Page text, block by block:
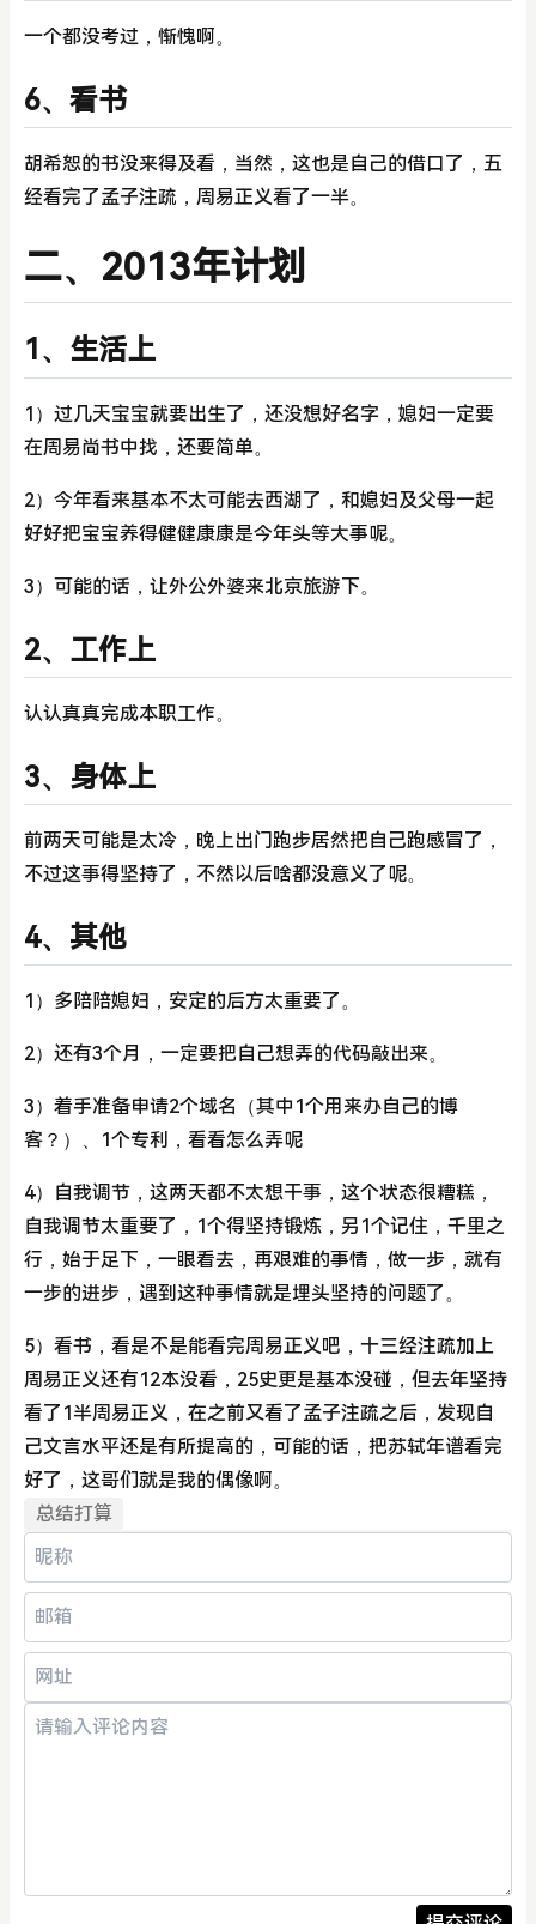
一个都没考过，惭愧啊。
6、看书
胡希恕的书没来得及看，当然，这也是自己的借口了，五
经看完了孟子注疏，周易正义看了一半。
二、2013年计划
1、生活上
1）过几天宝宝就要出生了，还没想好名字，媳妇一定要
在周易尚书中找，还要简单。
2）今年看来基本不太可能去西湖了，和媳妇及父母一起
好好把宝宝养得健健康康是今年头等大事呢。
3）可能的话，让外公外婆来北京旅游下。
2、工作上
认认真真完成本职工作。
3、身体上
前两天可能是太冷，晚上出门跑步居然把自己跑感冒了，
不过这事得坚持了，不然以后啥都没意义了呢。
4、其他
1）多陪陪媳妇，安定的后方太重要了。
2）还有3个月，一定要把自己想弄的代码敲出来。
3）着手准备申请2个域名（其中1个用来办自己的博
客？）、1个专利，看看怎么弄呢
4）自我调节，这两天都不太想干事，这个状态很糟糕，
自我调节太重要了，1个得坚持锻炼，另1个记住，千里之
行，始于足下，一眼看去，再艰难的事情，做一步，就有
一步的进步，遇到这种事情就是埋头坚持的问题了。
5）看书，看是不是能看完周易正义吧，十三经注疏加上
周易正义还有12本没看，25史更是基本没碰，但去年坚持
看了1半周易正义，在之前又看了孟子注疏之后，发现自
己文言水平还是有所提高的，可能的话，把苏轼年谱看完
好了，这哥们就是我的偶像啊。
总结打算